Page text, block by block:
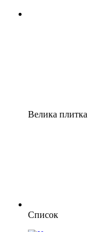
Велика плитка
Список